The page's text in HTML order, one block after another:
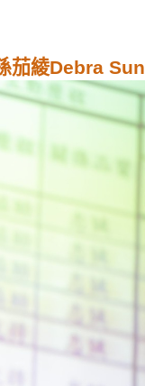
茄綾Debra Sun